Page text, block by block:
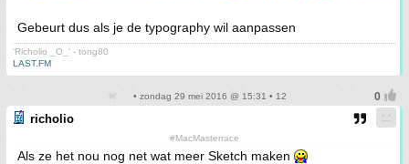
Gebeurt dus als je de typography wil aanpassen
'Richolio _O_' - tong80
LAST.FM
• zondag 29 mei 2016 @ 15:31 • 12
richolio
#MacMasterrace
Als ze het nou nog net wat meer Sketch maken